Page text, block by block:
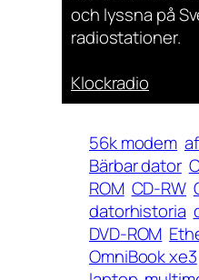
och lyssna på
radiostationer.
Klockradio
56k modem
Bärbar dator
ROM CD-RW
datorhistoria
DVD-ROM
OmniBook xe3